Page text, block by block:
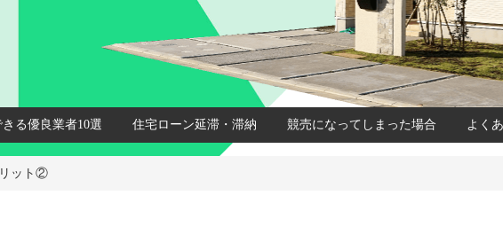
る優良業者10選 住宅ローン延滞・滞納 競売になってしまった場合 よく
ット②